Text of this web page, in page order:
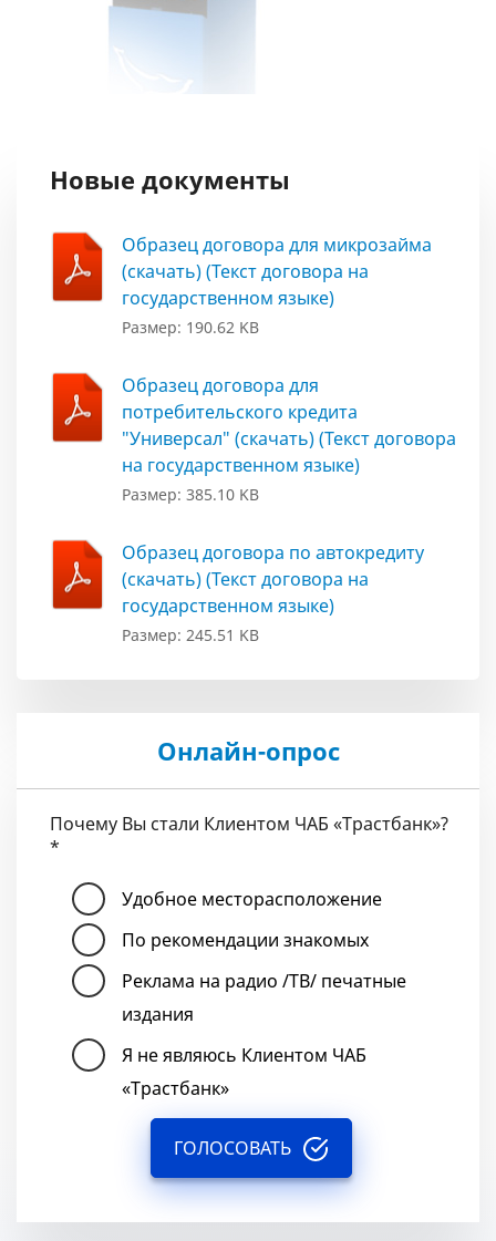
Новые документы
Образец договора для микрозайма
(скачать) (Текст договора на
государственном языке)
Размер: 190.62 KB
Образец договора для
потребительского кредита
"Универсал" (скачать) (Текст договора
на государственном языке)
Размер: 385.10 KB
Образец договора по автокредиту
(скачать) (Текст договора на
государственном языке)
Размер: 245.51 KB
Онлайн-опрос
Почему Вы стали Клиентом ЧАБ «Трастбанк»?
*
Удобное месторасположение
По рекомендации знакомых
Реклама на радио /ТВ/ печатные
издания
Я не являюсь Клиентом ЧАБ
«Трастбанк»
ГОЛОСОВАТЬ